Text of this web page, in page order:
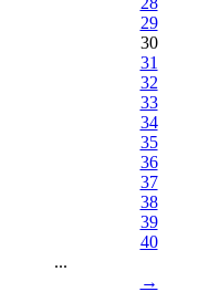
29
30
31
32
33
34
35
36
37
38
39
40
...
→